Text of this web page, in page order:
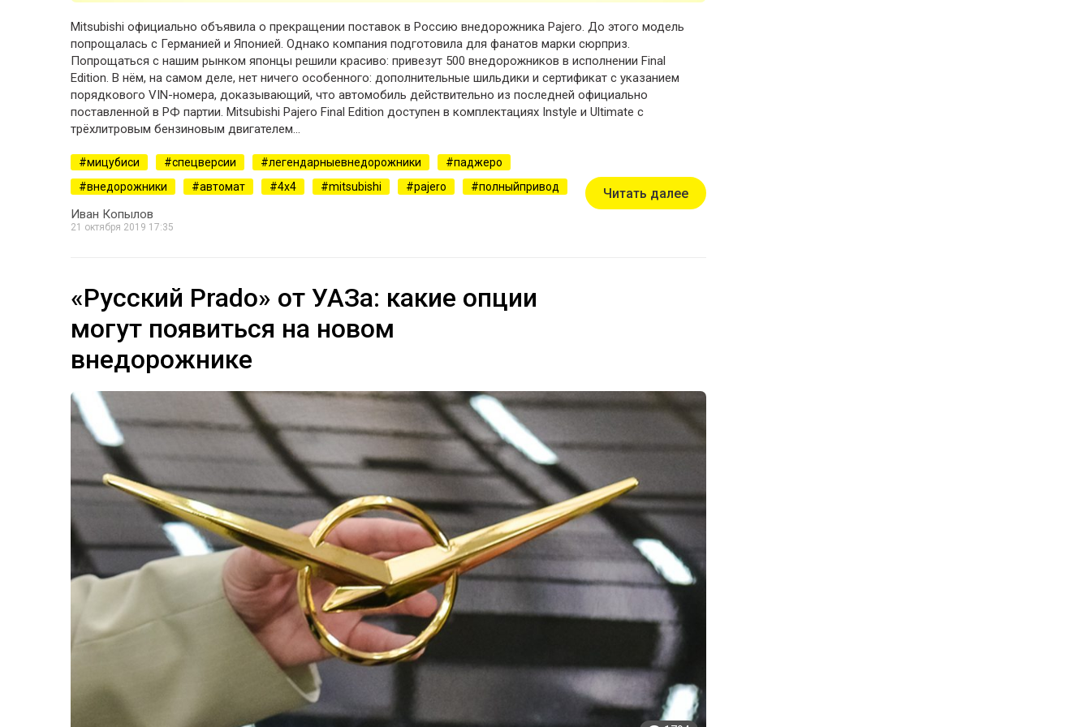
Mitsubishi официально объявила о прекращении поставок в Россию внедорожника Pajero. До этого модель
попрощалась с Германией и Японией. Однако компания подготовила для фанатов марки сюрприз.
Попрощаться с нашим рынком японцы решили красиво: привезут 500 внедорожников в исполнении Final
Edition. В нём, на самом деле, нет ничего особенного: дополнительные шильдики и сертификат с указанием
порядкового VIN-номера, доказывающий, что автомобиль действительно из последней официально
поставленной в РФ партии. Mitsubishi Pajero Final Edition доступен в комплектациях Instyle и Ultimate с
трёхлитровым бензиновым двигателем…
мицубиси спецверсии легендарныевнедорожники
паджеро
внедорожники
автомат 4х4 mitsubishi pajero полныйпривод
Иван Копылов
21 октября 2019 17:35
Читать далее
«Русский Prado» от УАЗа: какие опции
могут появиться на новом
внедорожнике